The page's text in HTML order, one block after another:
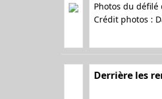
Photos du
Crédit photos :
Derrière les